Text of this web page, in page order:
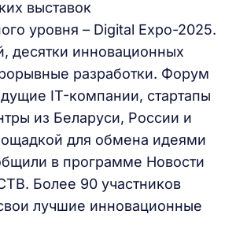
выставок
уровня – Digital Expo-2025.
десятки инновационных
разработки. Форум
IT-компании, стартапы
из Беларуси, России и
для обмена идеями
в программе Новости
Более 90 участников
лучшие инновационные